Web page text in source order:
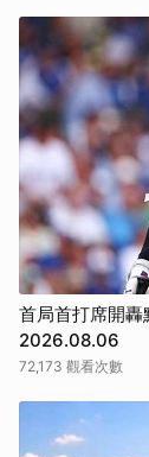
首局首打席開轟
2026.08.06
72,173 觀看次數